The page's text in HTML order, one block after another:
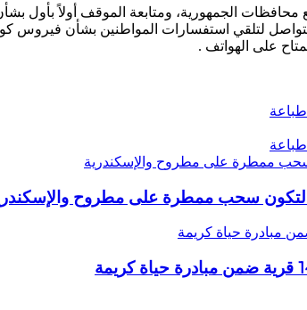
الجمهورية، ومتابعة الموقف أولاً بأول
طباعة
طباعة
سحب ممطرة على مطروح والإسكندرية
لتكون سحب ممطرة على مطروح